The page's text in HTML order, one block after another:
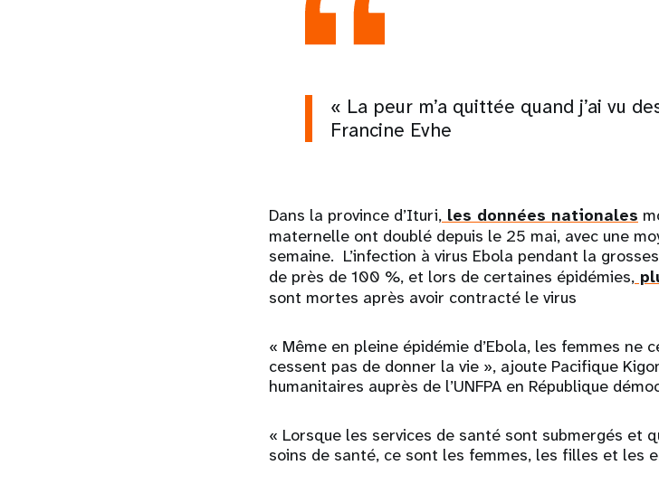
« La peur m’a quittée quand j’ai vu
Francine Evhe
Dans la province d’Ituri, les données nationales
maternelle ont doublé depuis le 25 mai, avec une
semaine. L’infection à virus Ebola pendant la
de près de 100 %, et lors de certaines épidémies,
sont mortes après avoir contracté le virus
« Même en pleine épidémie d’Ebola, les femmes ne
cessent pas de donner la vie », ajoute Pacifique
humanitaires auprès de l’UNFPA en République
« Lorsque les services de santé sont submergés et
soins de santé, ce sont les femmes, les filles et les